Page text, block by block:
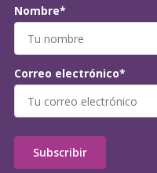
Nombre*
Correo electrónico*
Subscribir